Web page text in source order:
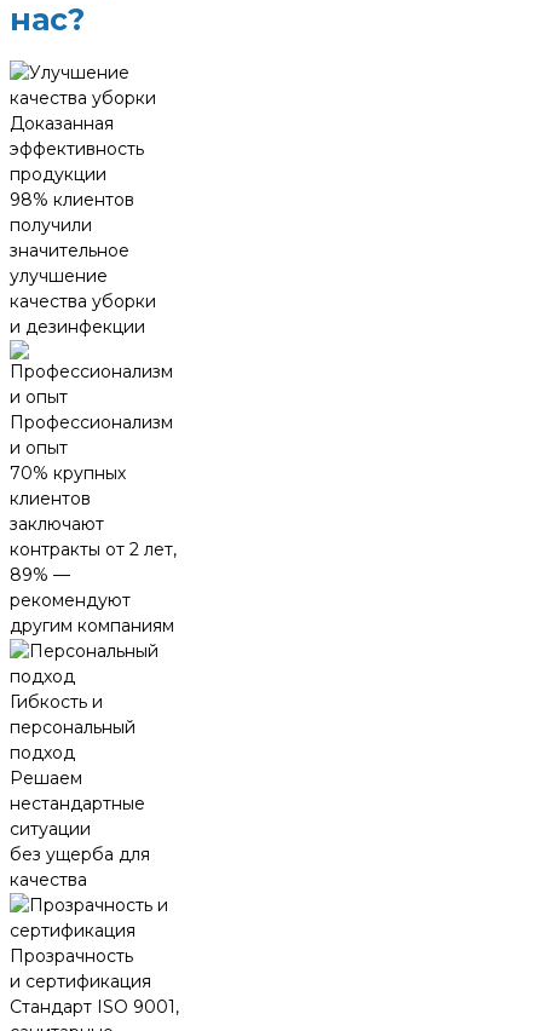
нас?
Доказанная
эффективность
продукции
98% клиентов
получили
значительное
улучшение
качества уборки
и дезинфекции
Профессионализм
и опыт
70% крупных
клиентов
заключают
контракты от 2 лет,
89% —
рекомендуют
другим компаниям
Гибкость и
персональный
подход
Решаем
нестандартные
ситуации
без ущерба для
качества
Прозрачность
и сертификация
Стандарт ISO 9001,